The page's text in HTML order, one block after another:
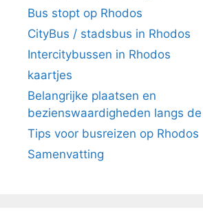
Bus stopt op Rhodos
CityBus / stadsbus in Rhodos
Intercitybussen in Rhodos
kaartjes
Belangrijke plaatsen en
bezienswaardigheden langs
Tips voor busreizen op Rhodos
Samenvatting